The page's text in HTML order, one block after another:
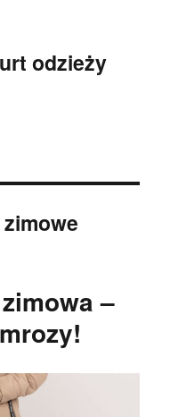
odzieży
–